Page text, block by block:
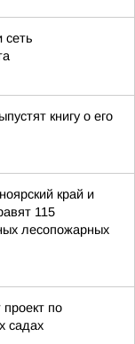
сеть
книгу о его
край и
115
лесопожарных
по
садах